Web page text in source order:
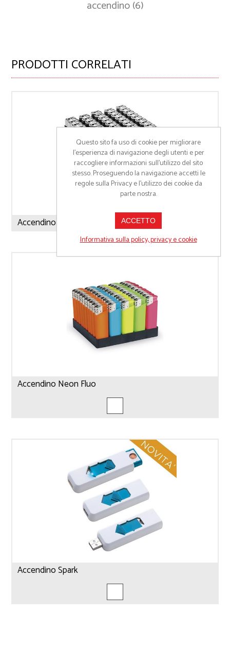
accendino(6)
PRODOTTI CORRELATI
Accendino Fire
Accendino Neon Fluo
Accendino Spark
Questo sito fa uso di cookie per migliorare
l’esperienza di navigazione degli utenti e per
raccogliere informazioni sull’utilizzo del sito
stesso. Proseguendo la navigazione accetti le
regole sulla Privacy e l'utilizzo dei cookie da
parte nostra.
ACCETTO
Informativa sulla policy, privacy e cookie